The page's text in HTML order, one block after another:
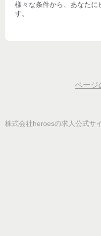
様々な条件から、あなたに
す。
ページ
株式会社heroesの求人公式サ